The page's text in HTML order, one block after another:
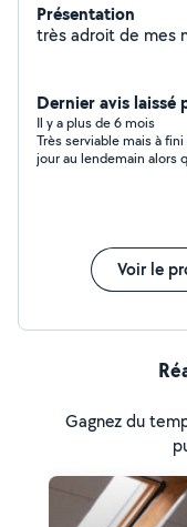
Présentation
très adroit de mes
Dernier avis laissé
Il y a plus de 6 mois
Très serviable mais à
jour au lendemain alors
Voir le
Gagnez du